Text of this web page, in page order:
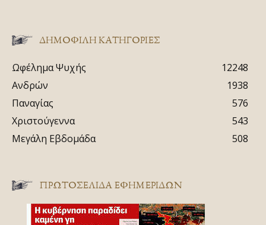
ΔΗΜΟΦΙΛΗ ΚΑΤΗΓΟΡΙΕΣ
Ωφέλημα Ψυχής
12248
Ανδρών
1938
Παναγίας
576
Χριστούγεννα
543
Μεγάλη Εβδομάδα
508
ΠΡΩΤΟΣΈΛΙΔΑ ΕΦΗΜΕΡΊΔΩΝ